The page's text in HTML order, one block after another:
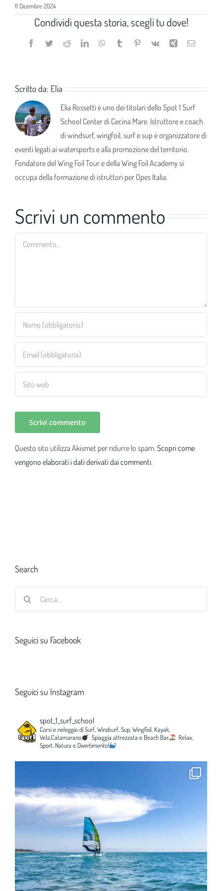
11 Dicembre 2024
Condividi questa storia, scegli tu dove!
Facebook
TwitterRedditLinkedInWhatsApp
TumblrPinterest
Vk Xing Email
Scritto da: Elia
Elia Rossetti è uno dei titolari dello Spot 1 Surf
School Center di Cecina Mare. Istruttore e coach
di windsurf, wingfoil, surf e sup è organizzatore di
eventi legati ai watersports e alla promozione del territorio.
Fondatore del Wing Foil Tour e della Wing Foil Academy si
occupa della formazione di istruttori per Opes Italia.
Scrivi un commento
Commento
Questo sito utilizza Akismet per ridurre lo spam. Scopri come
vengono elaborati i dati derivati dai commenti.
Search
Seguici su Facebook
Seguici su Instagram
spot_1_surf_school
Corsi e noleggio di Surf, Windsurf, Sup, WingFoil, Kayak,
Vela,Catamarano.
Spiaggia attrezzata e Beach Bar.
Relax,
Sport, Natura e Divertimento!